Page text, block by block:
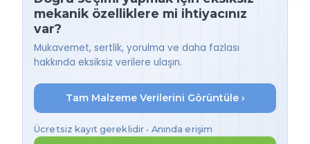
mekanik özelliklere mi ihtiyacınız
var?
Mukavemet, sertlik, yorulma ve daha fazlası
hakkında eksiksiz verilere ulaşın.
Tam Malzeme Verilerini Görüntüle ›
Ücretsiz kayıt gereklidir • Anında erişim